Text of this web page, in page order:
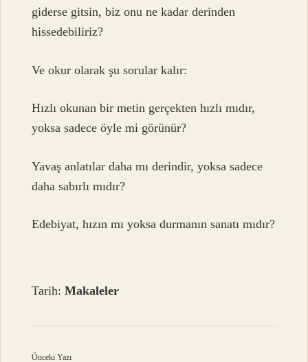
giderse gitsin, biz onu ne kadar derinden
hissedebiliriz?
Ve okur olarak şu sorular kalır:
Hızlı okunan bir metin gerçekten hızlı mıdır,
yoksa sadece öyle mi görünür?
Yavaş anlatılar daha mı derindir, yoksa sadece
daha sabırlı mıdır?
Edebiyat, hızın mı yoksa durmanın sanatı mıdır?
Tarih:Makaleler
Önceki Yazı